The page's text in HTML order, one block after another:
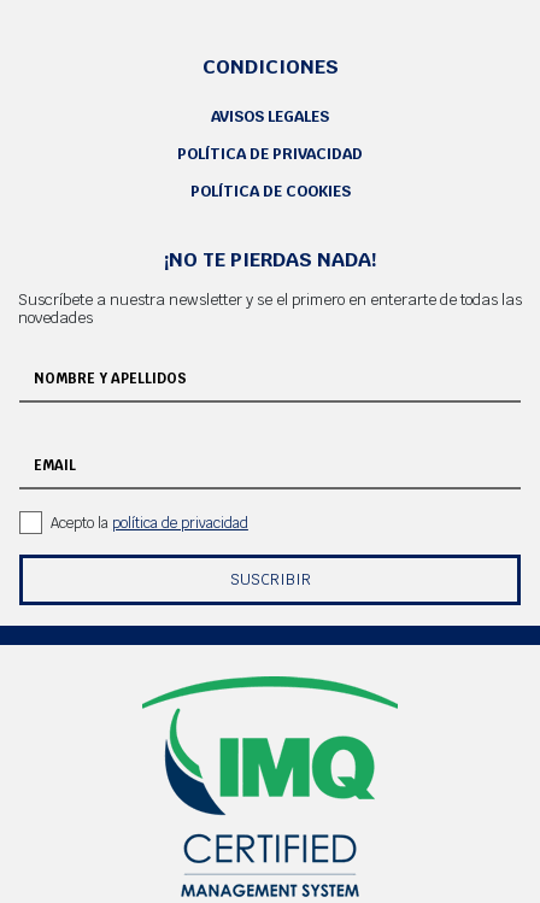
CONDICIONES
AVISOS LEGALES
POLÍTICA DE PRIVACIDAD
POLÍTICA DE COOKIES
¡NO TE PIERDAS NADA!
Suscríbete a nuestra newsletter y se el primero en enterarte de todas las
novedades
NOMBRE Y APELLIDOS
EMAIL
Acepto la política de privacidad
SUSCRIBIR